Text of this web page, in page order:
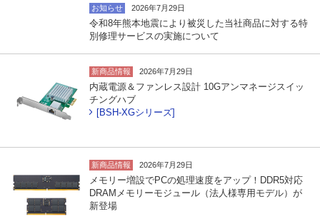
お知らせ 2026年7月29日
令和8年熊本地震により被災した当社商品に対する特
別修理サービスの実施について
新商品情報 2026年7月29日
内蔵電源＆ファンレス設計 10Gアンマネージスイッ
チングハブ
[BSH-XGシリーズ]
新商品情報 2026年7月29日
メモリー増設でPCの処理速度をアップ！DDR5対応
DRAMメモリーモジュール（法人様専用モデル）が
新登場